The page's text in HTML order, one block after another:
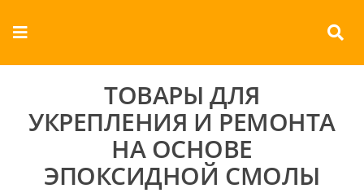
Toggle
Navigation
О КОМПАНИИ
продукты
документы
ТОВАРЫ ДЛЯ
УКРЕПЛЕНИЯ И РЕМОНТА
НА ОСНОВЕ
ЭПОКСИДНОЙ СМОЛЫ